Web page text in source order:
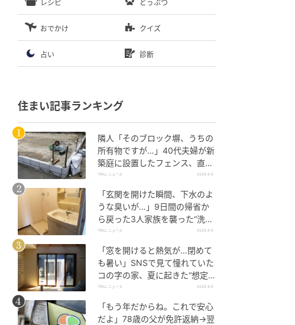
レシピ どうぶつ
おでかけ クイズ
占い 診断
住まい記事ランキング
隣人「そのブロック塀、うちの
所有物ですが…」40代夫婦が新
築庭に設置したフェンス、直後
に迫られた"顛末"
TRILL ニュース 2026.8.6
「玄関を開けた瞬間、下水のよ
うな臭いが…」9日間の帰省か
ら戻った3人家族を襲った“洗面
所の異変”
TRILL ニュース 2026.8.6
「窓を開けると熱気が…閉めて
も暑い」SNSで見て憧れていた
コの字の家、夏に起きた“想定外
の事態”【一級建築士は見た】
TRILL ニュース 2026.8.6
「もう年だからね。これで安心
だよ」78歳の父が免許返納→翌